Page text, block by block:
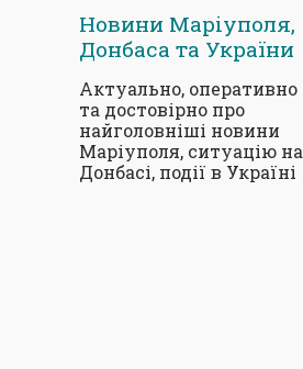
Новини Маріуполя,
Донбаса та України
Актуально, оперативно
та достовірно про
найголовніші новини
Маріуполя, ситуацію на
Донбасі, події в Україні